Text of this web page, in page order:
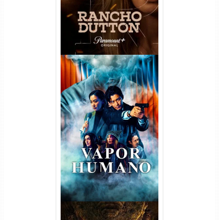
Vapor Humano 1ª Temporada
Torrent (2026) WEB-DL 1080p
Dual Áudio